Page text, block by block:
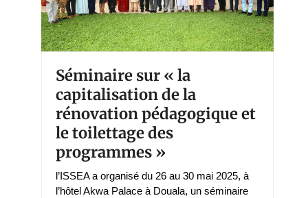
Séminaire sur « la
capitalisation de la
rénovation pédagogique et
le toilettage des
programmes »
l’ISSEA a organisé du 26 au 30 mai 2025, à
l’hôtel Akwa Palace à Douala, un séminaire